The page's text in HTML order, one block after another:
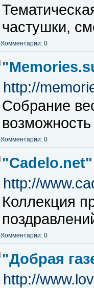
частушки,
Комментарии: 0
http://
Собрание
Комментарии: 0
http://
Коллекция
Комментарии: 0
"Добрая
http://